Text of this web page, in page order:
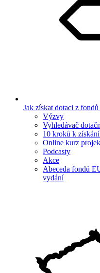
Jak získat dotaci z
Výzvy
Vyhledávač
10 kroků k
Online kurz
Podcasty
Akce
Abeceda fondů
vydání